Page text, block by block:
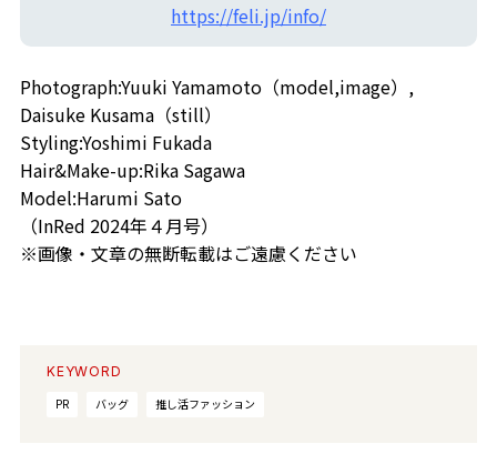
https://feli.jp/info/
Photograph:Yuuki Yamamoto（model,image）,
Daisuke Kusama（still）
Styling:Yoshimi Fukada
Hair&Make-up:Rika Sagawa
Model:Harumi Sato
（InRed 2024年４月号）
※画像・文章の無断転載はご遠慮ください
KEYWORD
PR
バッグ 推し活ファッション